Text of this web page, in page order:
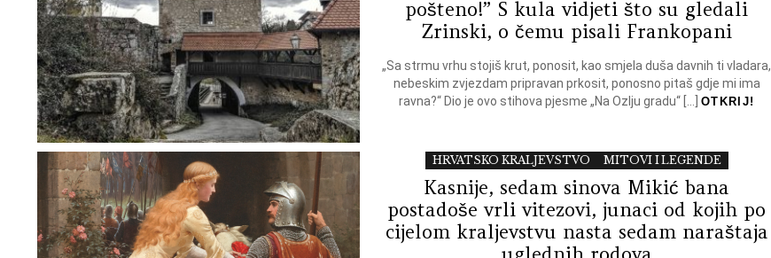
pošteno!” S kula vidjeti što su gledali
Zrinski, o čemu pisali Frankopani
„Sa strmu vrhu stojiš krut, ponosit, kao smjela duša davnih ti vladara,
nebeskim zvjezdam pripravan prkosit, ponosno pitaš gdje mi ima
ravna?“ Dio je ovo stihova pjesme „Na Ozlju gradu“ […]OTKRIJ!
HRVATSKO KRALJEVSTVO MITOVI I LEGENDE
Kasnije, sedam sinova Mikić bana
postadoše vrli vitezovi, junaci od kojih po
cijelom kraljevstvu nasta sedam naraštaja